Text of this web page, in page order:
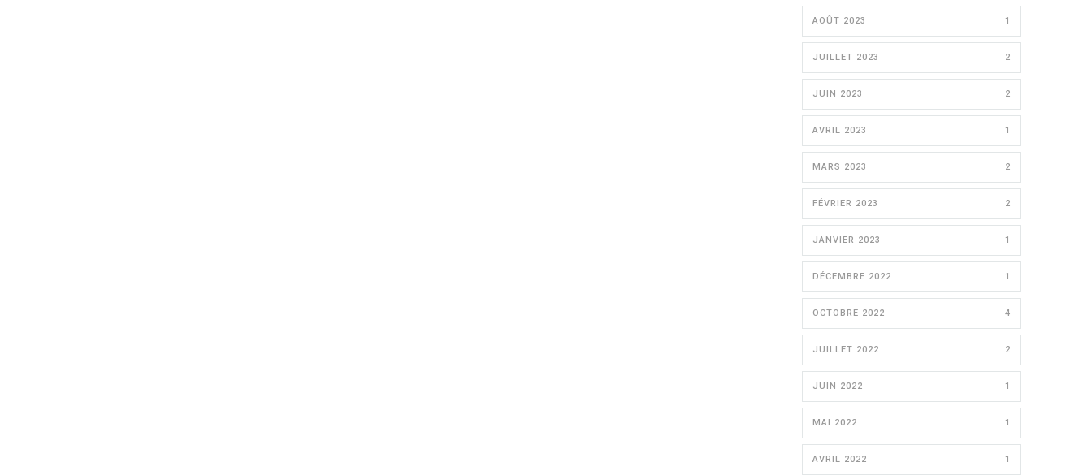
AOÛT 2023 1
JUILLET 2023 2
JUIN 2023 2
AVRIL 2023 1
MARS 2023 2
FÉVRIER 2023 2
JANVIER 2023 1
DÉCEMBRE 2022 1
OCTOBRE 2022 4
JUILLET 2022 2
JUIN 2022 1
MAI 2022 1
AVRIL 2022 1